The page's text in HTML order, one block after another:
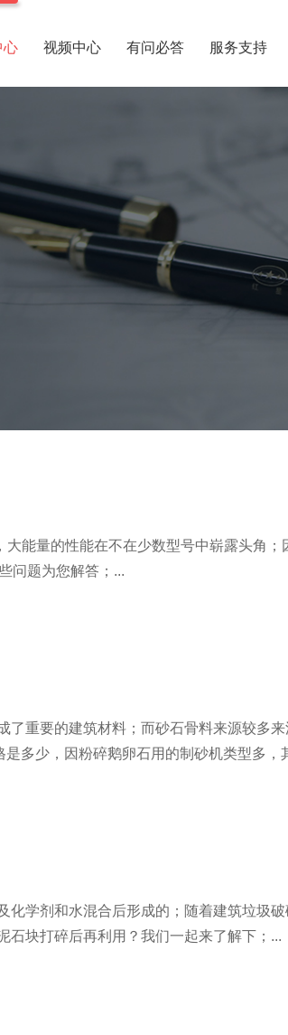
心 视频中心 有问必答 服务支持
能量的性能在不在少数型号中崭露头角
问题为您解答；...
重要的建筑材料；而砂石骨料来源较多
多少，因粉碎鹅卵石用的制砂机类型多，
学剂和水混合后形成的；随着建筑垃圾
石块打碎后再利用？我们一起来了解下；...